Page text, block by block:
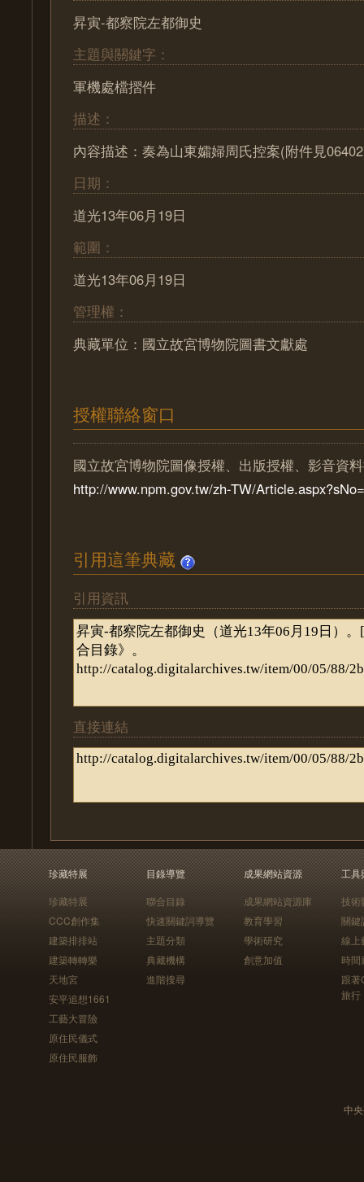
昇寅-都察院左都御史
主題與關鍵字：
軍機處檔摺件
描述：
內容描述：奏為山東孀婦周氏控案(附件見
日期：
道光13年06月19日
範圍：
道光13年06月19日
管理權：
典藏單位：國立故宮博物院圖書文獻處
授權聯絡窗口
國立故宮博物院圖像授權、出版授權、影音資
http://www.npm.gov.tw/zh-TW/
引用這筆典藏
引用資訊
直接連結
珍藏特展
珍藏特展
CCC創作集
建築排排站
建築轉轉樂
天地宮
安平追想1661
工藝大冒險
原住民儀式
原住民服飾
目錄導覽
聯合目錄
快速關鍵詞導覽
主題分類
典藏機構
進階搜尋
成果網站資源
成果網站資源庫
教育學習
學術研究
創意加值
工具
技術
關鍵
線上
時間
跟
旅行
中